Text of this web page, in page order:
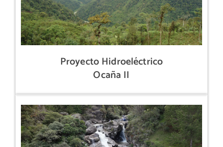
Proyecto Hidroeléctrico
Ocaña II